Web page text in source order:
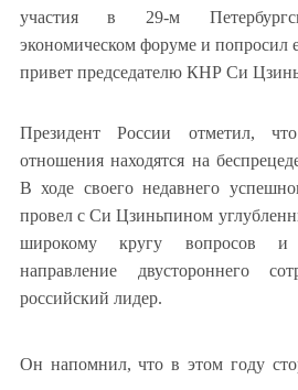
участия в 29-м
экономическом форуме и попросил
привет председателю КНР Си
Президент России отметил, что
отношения находятся на
В ходе своего недавнего
провел с Си Цзиньпином
широкому кругу вопросов и
направление двустороннего
российский лидер.
Он напомнил, что в этом году